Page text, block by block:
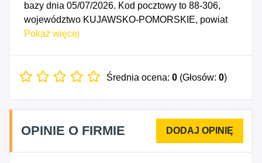
bazy dnia 05/07/2026. Kod pocztowy to 88-306,
województwo KUJAWSKO-POMORSKIE, powiat
mogileński. Numer Identyfikacji Podatkowej NIP to
rozpoczęcia działalności gospodarczej przypada
2366Z - Produkcja pozostałych wyrobów z betonu,
cementu i gipsu, 4324Z - Wykonywanie
pozostałych instalacji budowlanych, 4335Z -
Pokaż więcej
Średnia ocena: 0 (Głosów: 0)
OPINIE O FIRMIE